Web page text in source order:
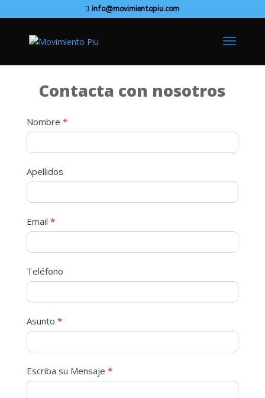
info@movimientopiu.com
Contacta con nosotros
Contacto
Nombre *
Apellidos
Email *
Teléfono
Asunto *
Escriba su Mensaje *